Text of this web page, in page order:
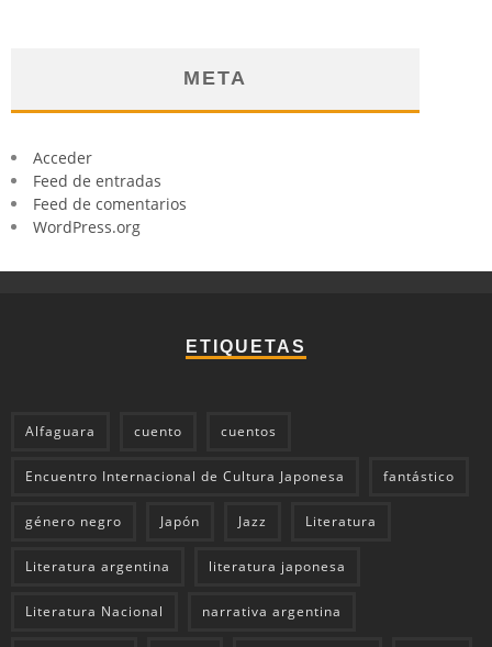
META
Acceder
Feed de entradas
Feed de comentarios
WordPress.org
ETIQUETAS
Alfaguara cuento cuentos
Encuentro Internacional de Cultura Japonesa fantástico
género negro Japón Jazz Literatura
Literatura argentina literatura japonesa
Literatura Nacional narrativa argentina